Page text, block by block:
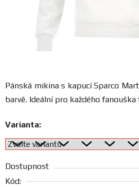
Blog
Ceníky
a
katalogy
Prodejny
Pánská mikina s kapucí Sparco
barvě. Ideální pro každého
Varianta:
Dostupnost
Kód: